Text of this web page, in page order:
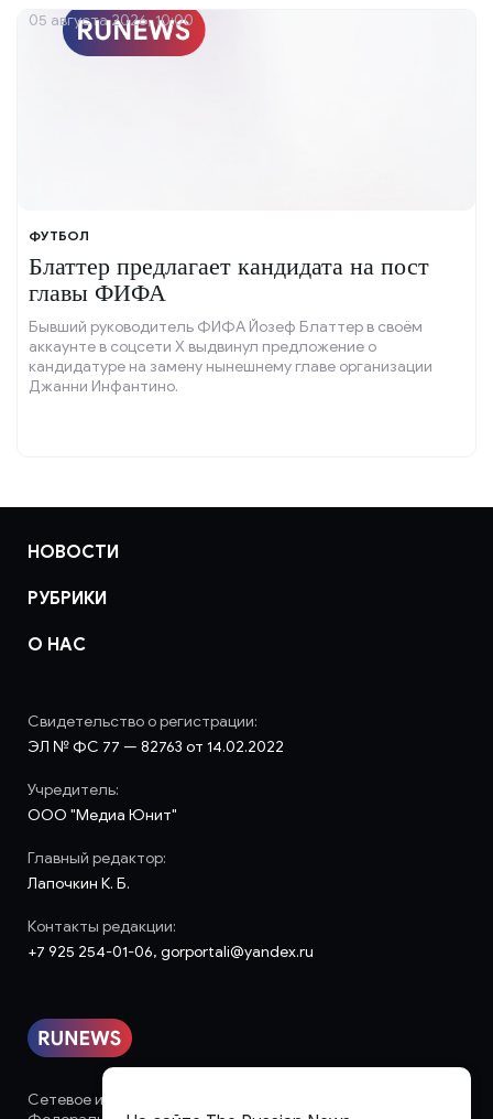
ФУТБОЛ
Блаттер предлагает кандидата на пост
главы ФИФА
Бывший руководитель ФИФА Йозеф Блаттер в своём
аккаунте в соцсети X выдвинул предложение о
кандидатуре на замену нынешнему главе организации
Джанни Инфантино.
05 августа 2026, 10:00
НОВОСТИ
РУБРИКИ
О НАС
Сетевое издание «runews» (18+) зарегистрировано в
Свидетельство о регистрации:
ЭЛ № ФС 77 — 82763 от 14.02.2022
Учредитель:
ООО "Медиа Юнит"
Главный редактор:
Лапочкин К. Б.
Контакты редакции:
+7 925 254-01-06, gorportali@yandex.ru